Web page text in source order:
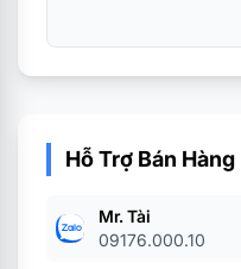
Hỗ Trợ Bán Hàng
Mr. Tài
09176.000.10